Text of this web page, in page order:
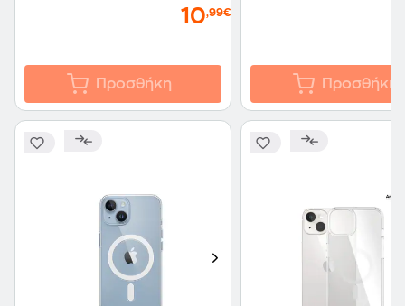
10,99€
Προσθήκη Προσθήκη